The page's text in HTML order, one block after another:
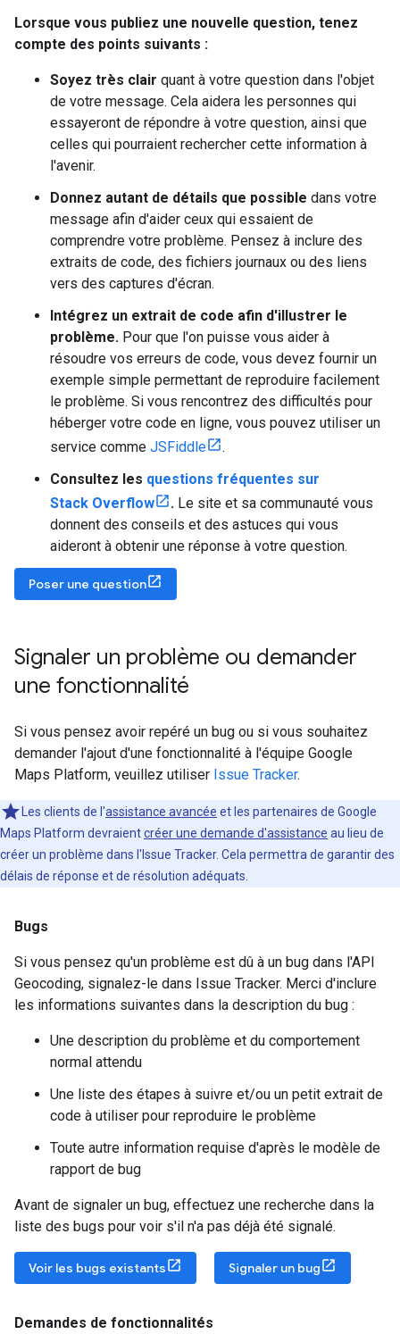
Lorsque vous publiez une nouvelle question, tenez
compte des points suivants :
Soyez très clair quant à votre question dans l'objet
de votre message. Cela aidera les personnes qui
essayeront de répondre à votre question, ainsi que
celles qui pourraient rechercher cette information à
l'avenir.
Donnez autant de détails que possible dans votre
message afin d'aider ceux qui essaient de
comprendre votre problème. Pensez à inclure des
extraits de code, des fichiers journaux ou des liens
vers des captures d'écran.
Intégrez un extrait de code afin d'illustrer le
problème. Pour que l'on puisse vous aider à
résoudre vos erreurs de code, vous devez fournir un
exemple simple permettant de reproduire facilement
le problème. Si vous rencontrez des difficultés pour
héberger votre code en ligne, vous pouvez utiliser un
service comme JSFiddle
.
Consultez les questions fréquentes sur
Stack Overflow
. Le site et sa communauté vous
donnent des conseils et des astuces qui vous
aideront à obtenir une réponse à votre question.
Poser une question
Signaler un problème ou demander
une fonctionnalité
Si vous pensez avoir repéré un bug ou si vous souhaitez
demander l'ajout d'une fonctionnalité à l'équipe Google
Maps Platform, veuillez utiliser Issue Tracker.
Les clients de l'assistance avancée et les partenaires de Google
Maps Platform devraientcréer une demande d'assistance au lieu de
créer un problème dans l'Issue Tracker. Cela permettra de garantir des
délais de réponse et de résolution adéquats.
Bugs
Si vous pensez qu'un problème est dû à un bug dans l'API
Geocoding, signalez-le dans Issue Tracker. Merci d'inclure
les informations suivantes dans la description du bug :
Une description du problème et du comportement
normal attendu
Une liste des étapes à suivre et/ou un petit extrait de
code à utiliser pour reproduire le problème
Toute autre information requise d'après le modèle de
rapport de bug
Avant de signaler un bug, effectuez une recherche dans la
liste des bugs pour voir s'il n'a pas déjà été signalé.
Voir les bugs existants Signaler un bug
Demandes de fonctionnalités